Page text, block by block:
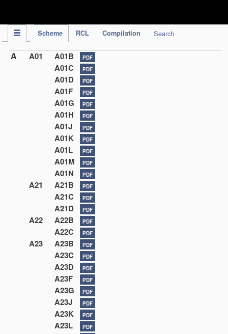
Scheme RCL Compilation Search
A A01 A01B PDF
A01C PDF
A01D PDF
A01F PDF
A01G PDF
A01H PDF
A01J PDF
A01K PDF
A01L PDF
A01M PDF
A01N PDF
A21 A21B PDF
A21C PDF
A21D PDF
A22 A22B PDF
A22C PDF
A23 A23B PDF
A23C PDF
A23D PDF
A23F PDF
A23G PDF
A23J PDF
A23K PDF
A23L PDF